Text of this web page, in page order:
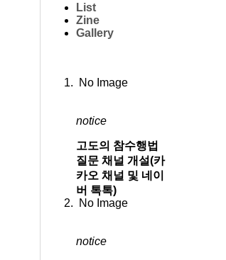
List
Zine
Gallery
No Image
notice
고도의 참수행법
질문 채널 개설(카
카오 채널 및 네이
버 톡톡)
No Image
notice